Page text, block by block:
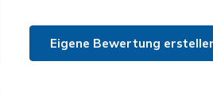
Eigene Bewertung